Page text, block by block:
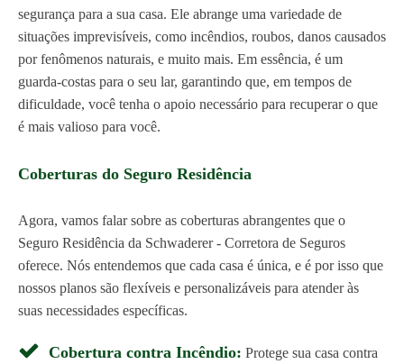
segurança para a sua casa. Ele abrange uma variedade de
situações imprevisíveis, como incêndios, roubos, danos causados
por fenômenos naturais, e muito mais. Em essência, é um
guarda-costas para o seu lar, garantindo que, em tempos de
dificuldade, você tenha o apoio necessário para recuperar o que
é mais valioso para você.
Coberturas do Seguro Residência
Agora, vamos falar sobre as coberturas abrangentes que o
Seguro Residência da Schwaderer - Corretora de Seguros
oferece. Nós entendemos que cada casa é única, e é por isso que
nossos planos são flexíveis e personalizáveis para atender às
suas necessidades específicas.
Cobertura contra Incêndio: Protege sua casa contra